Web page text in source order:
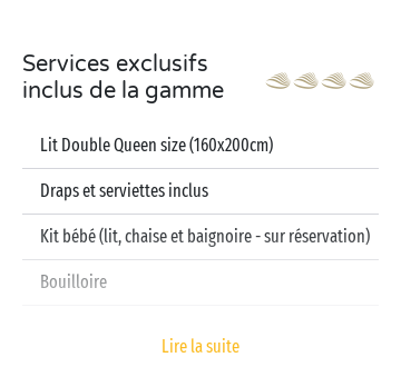
Services exclusifs
inclus de la gamme
Lit Double Queen size (160x200cm)
Draps et serviettes inclus
Kit bébé (lit, chaise et baignoire - sur réservation)
Bouilloire
Lire la suite